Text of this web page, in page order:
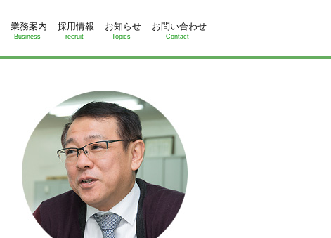
業務案内
Business
採用情報
recruit
お知らせ
Topics
お問い合わせ
Contact